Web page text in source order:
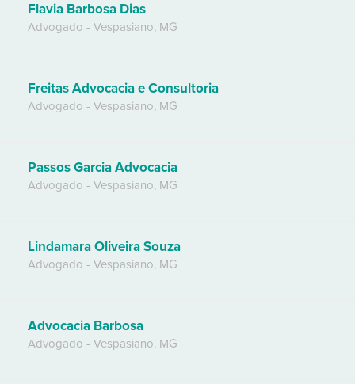
Flavia Barbosa Dias
Advogado - Vespasiano, MG
Freitas Advocacia e Consultoria
Advogado - Vespasiano, MG
Passos Garcia Advocacia
Advogado - Vespasiano, MG
Lindamara Oliveira Souza
Advogado - Vespasiano, MG
Advocacia Barbosa
Advogado - Vespasiano, MG